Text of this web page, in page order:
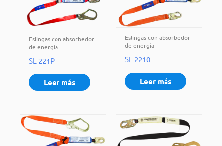
Eslingas con absorbedor
de energía
SL 221P
Leer más
Eslingas con absorbedor
de energía
SL 2210
Leer más